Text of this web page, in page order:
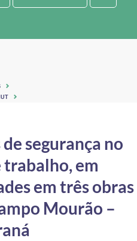
segurança no
em
em três obras
Mourão –